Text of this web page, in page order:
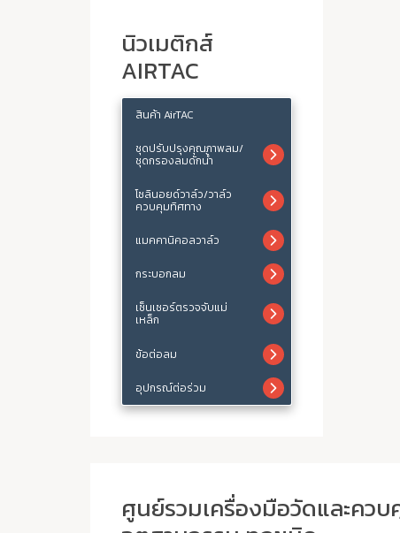
นิวเมติกส์
AIRTAC
สินค้า AirTAC
ชุดปรับปรุงคุณภาพลม/
ชุดกรองลมดักน้ำ
โซลินอยด์วาล์ว/วาล์ว
ควบคุมทิศทาง
แมคคานิคอลวาล์ว
กระบอกลม
เซ็นเซอร์ตรวจจับแม่
เหล็ก
ข้อต่อลม
อุปกรณ์ต่อร่วม
ศูนย์รวมเครื่องมือวัดและคว